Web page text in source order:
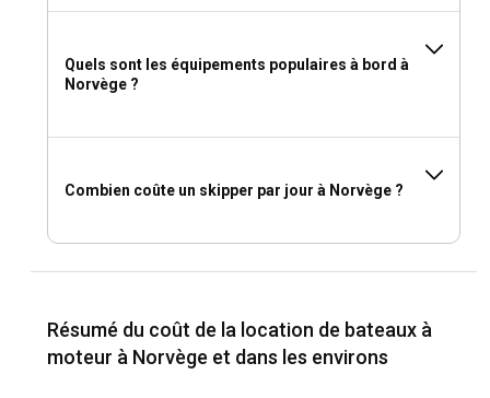
Quels sont les équipements populaires à bord à
Norvège ?
Combien coûte un skipper par jour à Norvège ?
Résumé du coût de la location de bateaux à
moteur à Norvège et dans les environs